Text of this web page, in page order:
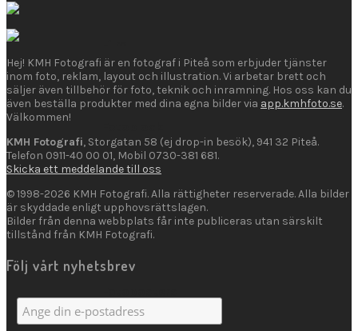
Fotogaller
Hej! KMH Fotografi är en fotograf i Piteå som erbjuder tjänster
inom foto, reklam, layout och illustration. Vi arbetar brett och
säljer även tillbehör för foto, teknik och inramning. Hos oss kan du
även beställa produkter med dina egna bilder via app.kmhfoto.se.
Välkommen!
KMH Fotografi, Storgatan 58 (ej drop-in besök), 941 32 Piteå.
Telefon 0911-40 00 01, Mobil 0730-381 681.
Skicka ett meddelande till oss
© 1998-2026 KMH Fotografi. Alla rättigheter reserverade. Alla bilder
är skyddade enligt upphovsrättslagen.
Bilder från denna webbplats får inte publiceras utan särskilt
tillstånd från KMH Fotografi.
Följ vårt nyhetsbrev